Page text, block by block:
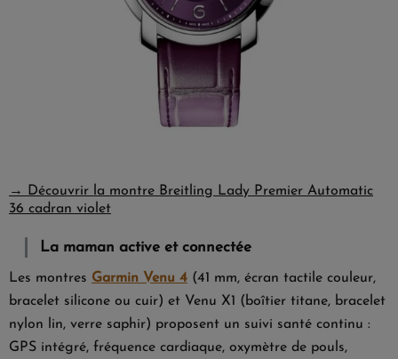
→ Découvrir la montre Breitling Lady Premier Automatic
36 cadran violet
La maman active et connectée
Les montres Garmin Venu 4 (41 mm, écran tactile couleur,
bracelet silicone ou cuir) et Venu X1 (boîtier titane, bracelet
nylon lin, verre saphir) proposent un suivi santé continu :
GPS intégré, fréquence cardiaque, oxymètre de pouls,